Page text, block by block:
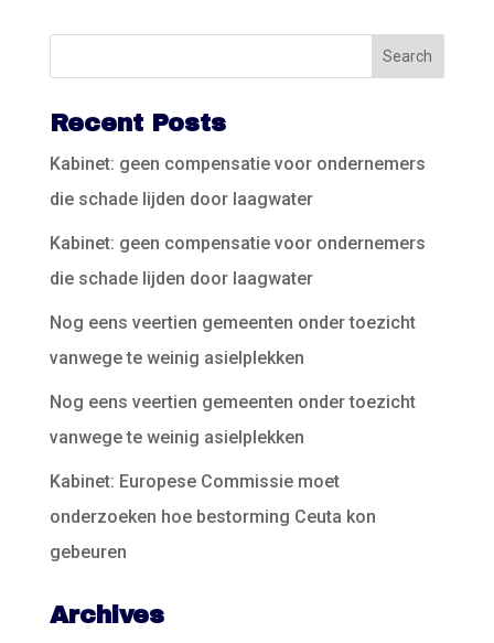
Recent Posts
Kabinet: geen compensatie voor ondernemers
die schade lijden door laagwater
Kabinet: geen compensatie voor ondernemers
die schade lijden door laagwater
Nog eens veertien gemeenten onder toezicht
vanwege te weinig asielplekken
Nog eens veertien gemeenten onder toezicht
vanwege te weinig asielplekken
Kabinet: Europese Commissie moet
onderzoeken hoe bestorming Ceuta kon
gebeuren
Archives